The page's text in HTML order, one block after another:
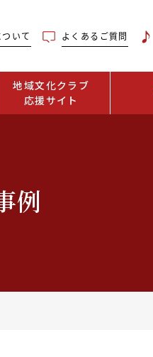
いて よくあるご質問
地域文化クラブ
応援サイト
例